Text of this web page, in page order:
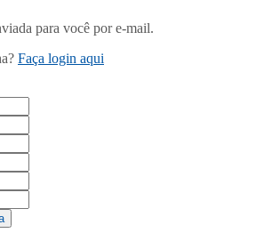
para você por e-mail.
Faça login aqui